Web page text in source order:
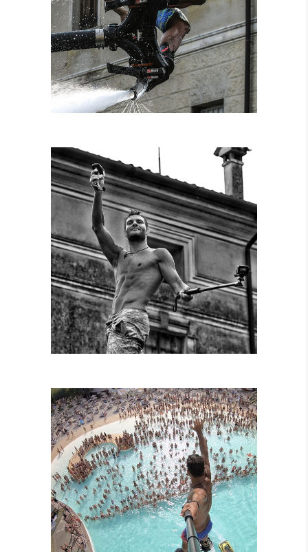
NOLEGGIO
ATTREZZATURE
SPETTACOLI
DIURNI E
NOTTURNI
SPETTACOLI IN
PISCINA